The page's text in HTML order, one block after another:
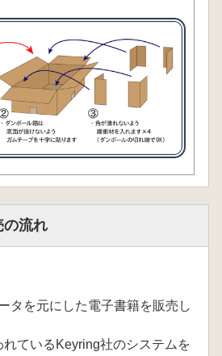
の流れ
タを元にした電子書籍を販売し
ているKeyring社のシステムを